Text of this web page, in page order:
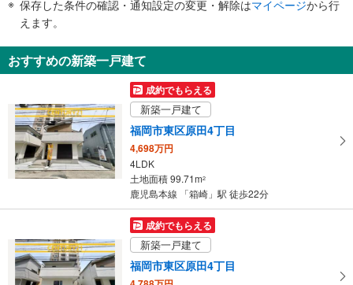
知
を
け
取
る
・
条
イ
ペ
ー
保存した条件の確認・通知設定の変更・解除はマイページから行
えます。
おすすめの新築一戸建て
成約でもらえる
新築一戸建て
福岡市東区原田4丁目
4,698万円
4LDK
土地面積 99.71m2
鹿児島本線 「箱崎」駅 徒歩22分
成約でもらえる
新築一戸建て
福岡市東区原田4丁目